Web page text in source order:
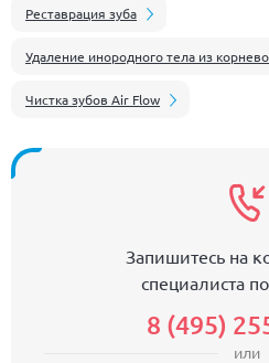
Реставрация зуба
Удаление инородного тела из
Чистка зубов Air Flow
Запишитесь на
специалиста
8 (495)
или